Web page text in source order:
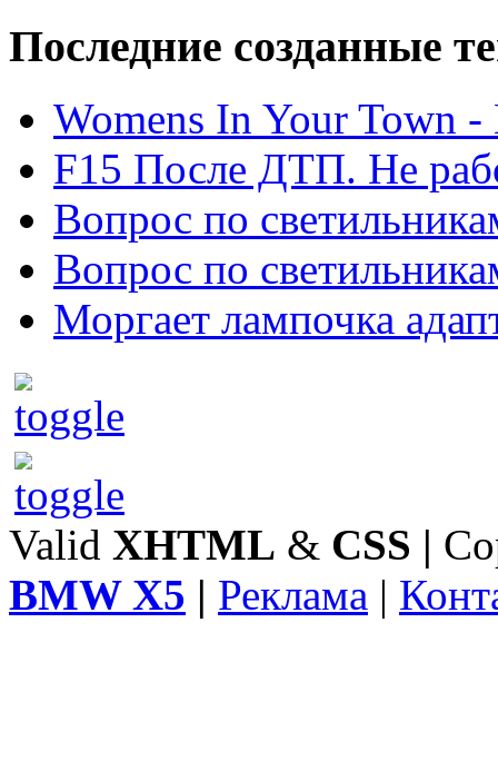
Последние созданные
Womens In Your Town
F15 После ДТП. Не
Вопрос по
Вопрос по
Моргает лампочка
Valid XHTML & CSS |
BMW X5 | Реклама |